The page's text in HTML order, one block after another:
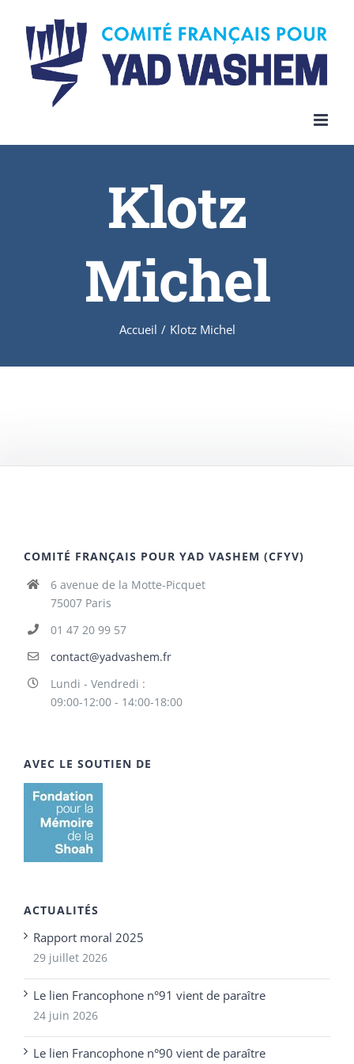
content
Klotz
Michel
Accueil / Klotz Michel
COMITÉ FRANÇAIS POUR YAD VASHEM (CFYV)
6 avenue de la Motte-Picquet
75007 Paris
01 47 20 99 57
contact@yadvashem.fr
Lundi - Vendredi :
09:00-12:00 - 14:00-18:00
AVEC LE SOUTIEN DE
ACTUALITÉS
Rapport moral 2025
29 juillet 2026
Le lien Francophone n°91 vient de paraître
24 juin 2026
Le lien Francophone n°90 vient de paraître